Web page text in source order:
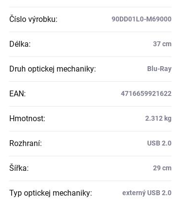
Číslo výrobku: 90DD01L0-M69000
Délka: 37 cm
Druh optickej mechaniky: Blu-Ray
EAN: 4716659921622
Hmotnost: 2.312 kg
Rozhraní: USB 2.0
Šířka: 29 cm
Typ optickej mechaniky: externý USB 2.0